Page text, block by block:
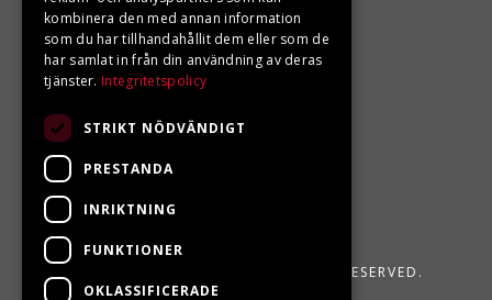
LJUNGBERGS MOTOR 2026. ALL RIGHTS RESERVED.
kombinera den med annan information
som du har tillhandahållit dem eller som de
har samlat in från din användning av deras
tjänster. Integritetspolicy
STRIKT NÖDVÄNDIGT
PRESTANDA
INRIKTNING
FUNKTIONER
OKLASSIFICERADE